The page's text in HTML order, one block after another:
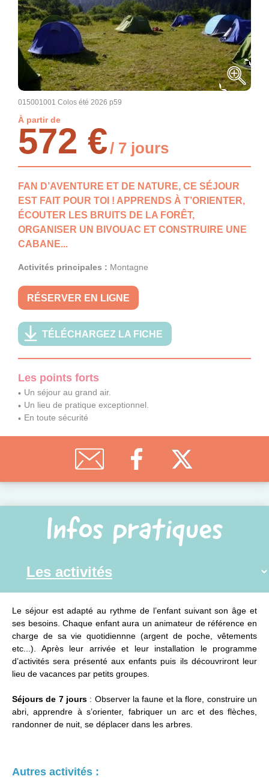
015001001 Colos été 2026 p59
À partir de
572 €/ 7 jours
FAN D’AVENTURE ET DE NATURE, CE SÉJOUR
EST FAIT POUR TOI ! APPRENDS À T’ORIENTER,
ÉCOUTER LES BRUITS DE LA FORÊT,
ORGANISER UN BIVOUAC ET CONSTRUIRE UNE
CABANE...
Activités principales : Montagne
RÉSERVER EN LIGNE
TÉLÉCHARGEZ LA FICHE
Les points forts
Un séjour au grand air.
Un lieu de pratique exceptionnel.
En toute sécurité
Infos pratiques
Le séjour est adapté au rythme de l’enfant suivant son âge et
ses besoins. Chaque enfant aura un animateur de référence en
charge de sa vie quotidiennne (argent de poche, vêtements
etc...). Après leur arrivée et leur installation le programme
d’activités sera présenté aux enfants puis ils découvriront leur
lieu de vacances par petits groupes.
Séjours de 7 jours : Observer la faune et la flore, construire un
abri, apprendre à s’orienter, fabriquer un arc et des flèches,
randonner de nuit, se déplacer dans les arbres.
Autres activités :